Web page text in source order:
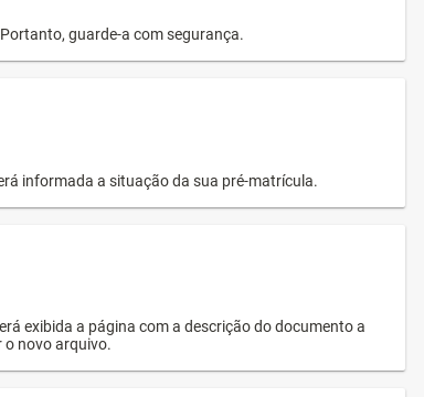
guarde-a com segurança.
informada a situação da sua pré-matrícula.
exibida a página com a descrição do documento a
o novo arquivo.